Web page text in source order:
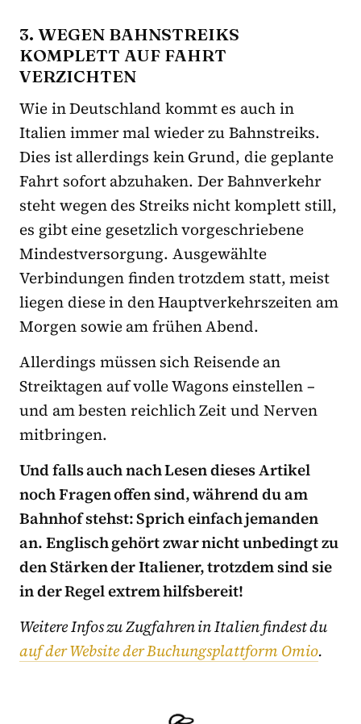
3. WEGEN BAHNSTREIKS
KOMPLETT AUF FAHRT
VERZICHTEN
Wie in Deutschland kommt es auch in
Italien immer mal wieder zu Bahnstreiks.
Dies ist allerdings kein Grund, die geplante
Fahrt sofort abzuhaken. Der Bahnverkehr
steht wegen des Streiks nicht komplett still,
es gibt eine gesetzlich vorgeschriebene
Mindestversorgung. Ausgewählte
Verbindungen finden trotzdem statt, meist
liegen diese in den Hauptverkehrszeiten am
Morgen sowie am frühen Abend.
Allerdings müssen sich Reisende an
Streiktagen auf volle Wagons einstellen –
und am besten reichlich Zeit und Nerven
mitbringen.
Und falls auch nach Lesen dieses Artikel
noch Fragen offen sind, während du am
Bahnhof stehst: Sprich einfach jemanden
an. Englisch gehört zwar nicht unbedingt zu
den Stärken der Italiener, trotzdem sind sie
in der Regel extrem hilfsbereit!
Weitere Infos zu Zugfahren in Italien findest du
auf der Website der Buchungsplattform Omio.